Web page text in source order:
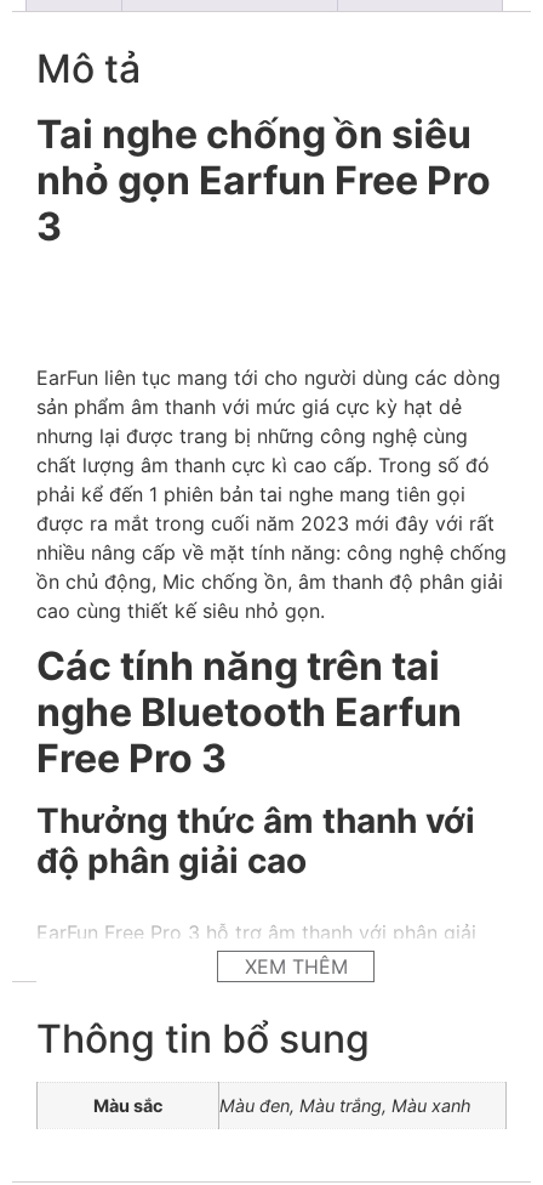
Mô tả
Tai nghe chống ồn siêu
nhỏ gọn Earfun Free Pro
3
EarFun liên tục mang tới cho người dùng các dòng
sản phẩm âm thanh với mức giá cực kỳ hạt dẻ
nhưng lại được trang bị những công nghệ cùng
chất lượng âm thanh cực kì cao cấp. Trong số đó
phải kể đến 1 phiên bản tai nghe mang tiên gọi
được ra mắt trong cuối năm 2023 mới đây với rất
nhiều nâng cấp về mặt tính năng: công nghệ chống
ồn chủ động, Mic chống ồn, âm thanh độ phân giải
cao cùng thiết kế siêu nhỏ gọn.
Các tính năng trên tai
nghe Bluetooth Earfun
Free Pro 3
Thưởng thức âm thanh với
độ phân giải cao
EarFun Free Pro 3 hỗ trợ âm thanh với phân giải
cao; nhờ công nghệ aptX™ Adaptive R2.1, nó cho
phép truyền dữ liệu âm thanh không dây hoàn hảo
lên đến 24bit/96kHz để có chất lượng Âm thanh
độ phân giải cao đặc biệt gần với chất lượng ghi
âm trong phòng thu hơn bao giờ hết. Thiết bị còn
được chứng nhận bởi Qualcomm Snapdragon
Sound, đảm bảo hiệu năng đỉnh cao.
XEM THÊM
Thông tin bổ sung
Màu sắc Màu đen, Màu trắng, Màu xanh